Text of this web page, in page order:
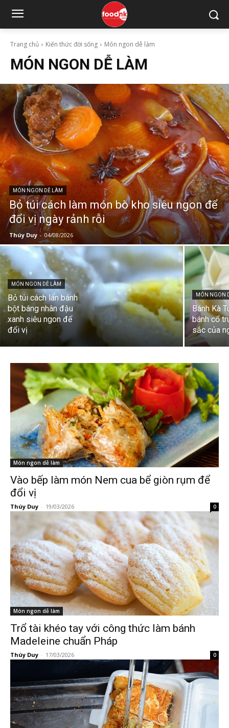
Trang chủ Kiến thức đời sống Món ngon dễ làm
MÓN NGON DỄ LÀM
MÓN NGON DỄ LÀM
Bỏ túi cách làm món bò kho siêu ngon để
đổi vị ngày rảnh rỗi
Thúy Duy - 04/08/2026
MÓN NGON DỄ LÀM
Bỏ túi cách làn bánh
bột báng nhân đậu
xanh siêu ngon để
đổi vị
MÓN NGON
Bánh Kà
bánh cổ
sắc của
Món ngon dễ làm
Vào bếp làm món Nem cua bể giòn rụm để
đổi vị
Thúy Duy - 19/03/2026 0
Món ngon dễ làm
Trổ tài khéo tay với công thức làm bánh
Madeleine chuẩn Pháp
Thúy Duy - 17/03/2026 0